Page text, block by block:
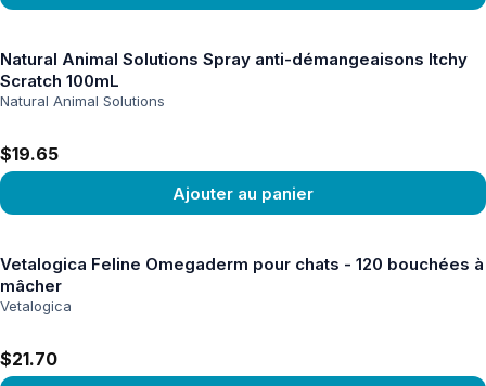
Natural Animal Solutions Spray anti-démangeaisons Itchy
Scratch 100mL
Natural Animal Solutions
$19.65
Ajouter au panier
Vetalogica Feline Omegaderm pour chats - 120 bouchées à
mâcher
Vetalogica
$21.70